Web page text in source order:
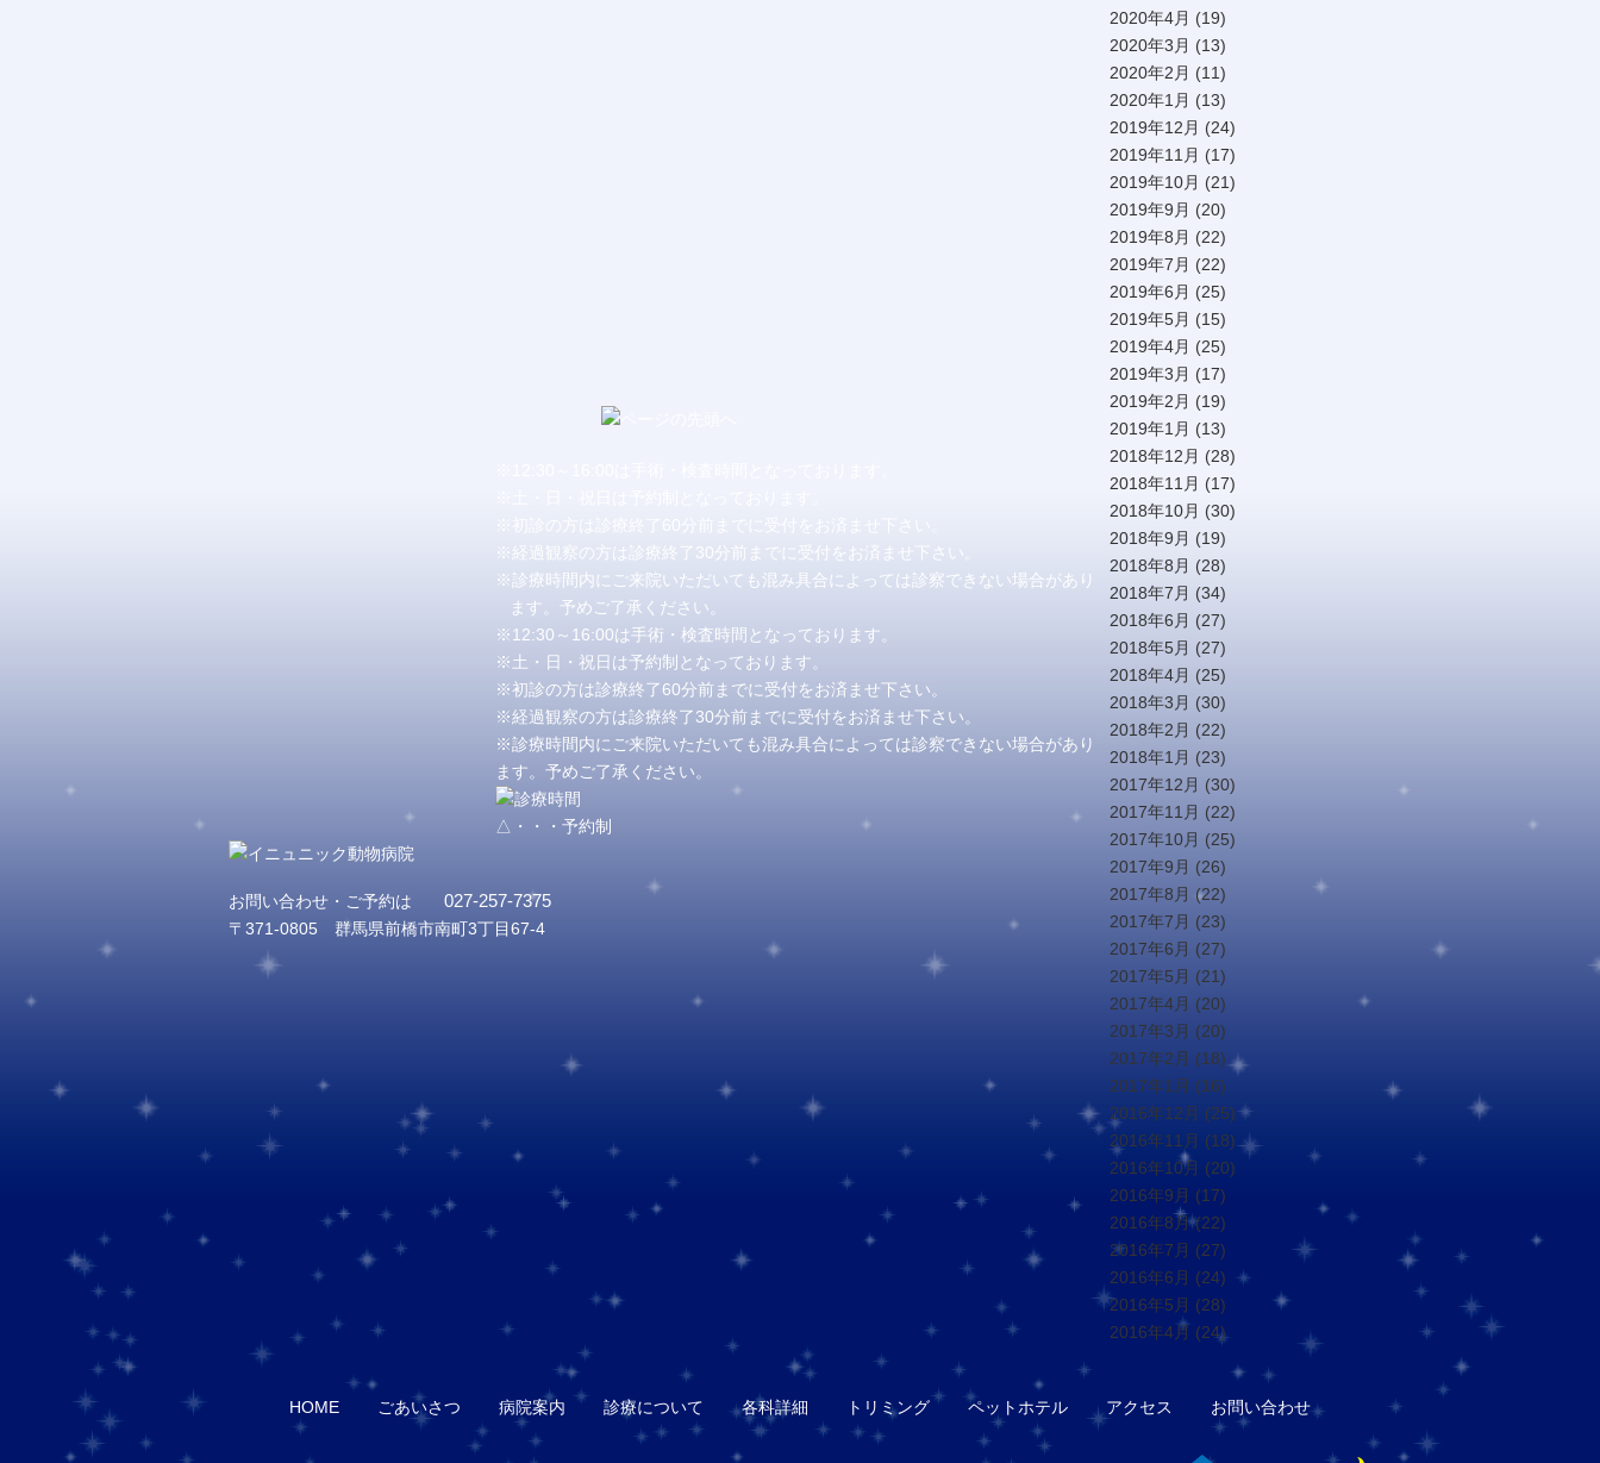
2020年4月 (19)
2020年3月 (13)
2020年2月 (11)
2020年1月 (13)
2019年12月 (24)
2019年11月 (17)
2019年10月 (21)
2019年9月 (20)
2019年8月 (22)
2019年7月 (22)
2019年6月 (25)
2019年5月 (15)
2019年4月 (25)
2019年3月 (17)
2019年2月 (19)
2019年1月 (13)
2018年12月 (28)
2018年11月 (17)
2018年10月 (30)
2018年9月 (19)
2018年8月 (28)
2018年7月 (34)
2018年6月 (27)
2018年5月 (27)
2018年4月 (25)
2018年3月 (30)
2018年2月 (22)
2018年1月 (23)
2017年12月 (30)
2017年11月 (22)
2017年10月 (25)
2017年9月 (26)
2017年8月 (22)
2017年7月 (23)
2017年6月 (27)
2017年5月 (21)
2017年4月 (20)
2017年3月 (20)
2017年2月 (18)
2017年1月 (16)
2016年12月 (25)
2016年11月 (18)
2016年10月 (20)
2016年9月 (17)
2016年8月(22)
2016年7月 (27)
2016年6月 (24)
2016年5月 (28)
2016年4月 (24)
※経過観察の方は診療終了30分前までに受付をお済ませ下さい。
※診療時間内にご来院いただいても混み具合によっては診察できない場合があり
ます。予めご了承ください。
※12:30～16:00は手術・検査時間となっております。
※土・日・祝日は予約制となっております。
※初診の方は診療終了60分前までに受付をお済ませ下さい。
※経過観察の方は診療終了30分前までに受付をお済ませ下さい。
※診療時間内にご来院いただいても混み具合によっては診察できない場合があり
ます。予めご了承ください。
△・・・予約制
お問い合わせ・ご予約は 027-257-7375
〒371-0805 群馬県前橋市南町3丁目67-4
HOME ごあいさつ 病院案内 診療について 各科詳細 トリミング ペットホテル アクセス お問い合わせ